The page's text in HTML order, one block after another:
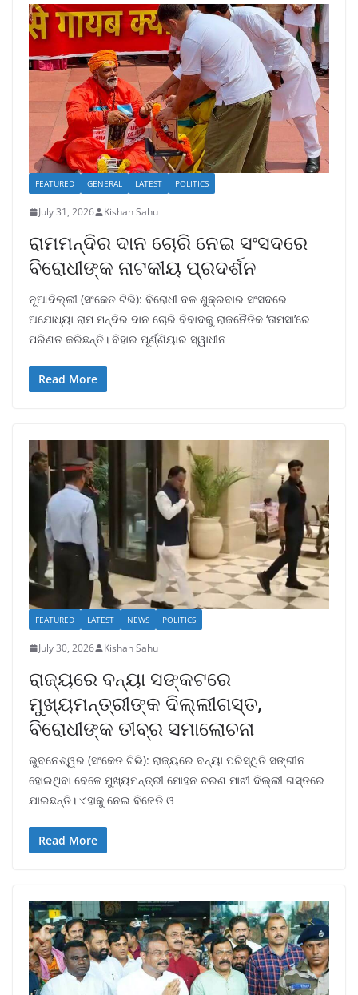
FEATURED GENERAL LATEST POLITICS
July 31, 2026 Kishan Sahu
ରାମମନ୍ଦିର ଦାନ ଚୋରି ନେଇ ସଂସଦରେ
ବିରୋଧୀଙ୍କ ନାଟକୀୟ ପ୍ରଦର୍ଶନ
ନୂଆଦିଲ୍ଲୀ (ସଂକେତ ଟିଭି): ବିରୋଧୀ ଦଳ ଶୁକ୍ରବାର ସଂସଦରେ
ଅଯୋଧ୍ୟା ରାମ ମନ୍ଦିର ଦାନ ଚୋରି ବିବାଦକୁ ରାଜନୈତିକ ‘ତାମସା’ରେ
ପରିଣତ କରିଛନ୍ତି। ବିହାର ପୂର୍ଣ୍ଣିୟାର ସ୍ୱାଧୀନ
Read More
FEATURED LATEST NEWS POLITICS
July 30, 2026 Kishan Sahu
ରାଜ୍ୟରେ ବନ୍ୟା ସଙ୍କଟରେ
ମୁଖ୍ୟମନ୍ତ୍ରୀଙ୍କ ଦିଲ୍ଲୀଗସ୍ତ,
ବିରୋଧୀଙ୍କ ତୀବ୍ର ସମାଲୋଚନା
ଭୁବନେଶ୍ୱର (ସଂକେତ ଟିଭି): ରାଜ୍ୟରେ ବନ୍ୟା ପରିସ୍ଥିତି ସଙ୍ଗୀନ
ହୋଇଥିବା ବେଳେ ମୁଖ୍ୟମନ୍ତ୍ରୀ ମୋହନ ଚରଣ ମାଝୀ ଦିଲ୍ଲୀ ଗସ୍ତରେ
ଯାଇଛନ୍ତି। ଏହାକୁ ନେଇ ବିଜେଡି ଓ
Read More